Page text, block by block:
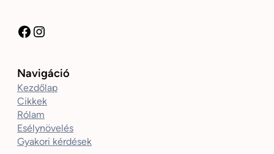
Facebook Instagram
Navigáció
Kezdőlap
Cikkek
Rólam
Esélynövelés
Gyakori kérdések